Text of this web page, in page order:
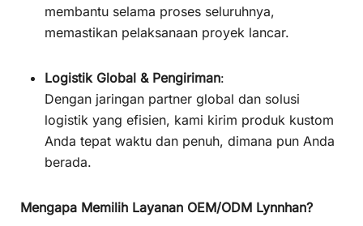
membantu selama proses seluruhnya,
memastikan pelaksanaan proyek lancar.
Logistik Global & Pengiriman:
Dengan jaringan partner global dan solusi
logistik yang efisien, kami kirim produk kustom
Anda tepat waktu dan penuh, dimana pun Anda
berada.
Mengapa Memilih Layanan OEM/ODM Lynnhan?